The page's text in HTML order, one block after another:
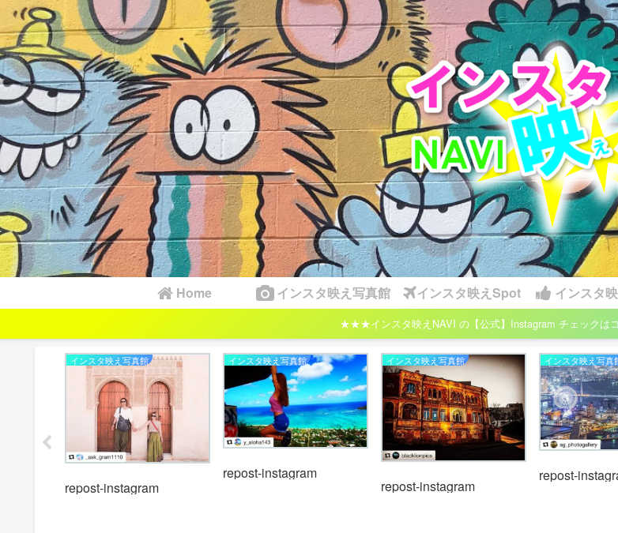
Home インスタ映え写真館 インスタ映えSpot インスタ
★★★インスタ映えNAVI の【公式】Instagram チェック
インスタ映え写真館
repost-instagram
インスタ映え写真館
repost-instagram
インスタ映え写真館
repost-instagram
インスタ映え写真
repost-